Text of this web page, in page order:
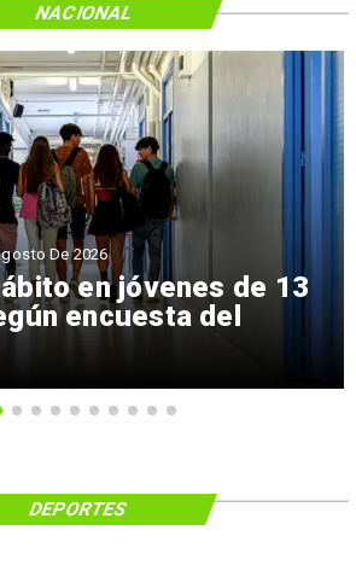
en jóvenes de 13
encuesta del
De 2026
NACIONAL
DEPORTES